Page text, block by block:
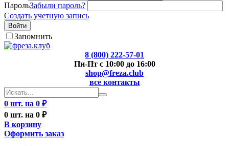
ПарольЗабыли пароль?
Создать учетную запись
Войти
Запомнить
8 (800) 222-57-01
Пн-Пт с 10:00 до 16:00
shop@freza.club
все контакты
0 шт. на 0 ₽
0 шт. на 0 ₽
В корзину
Оформить заказ